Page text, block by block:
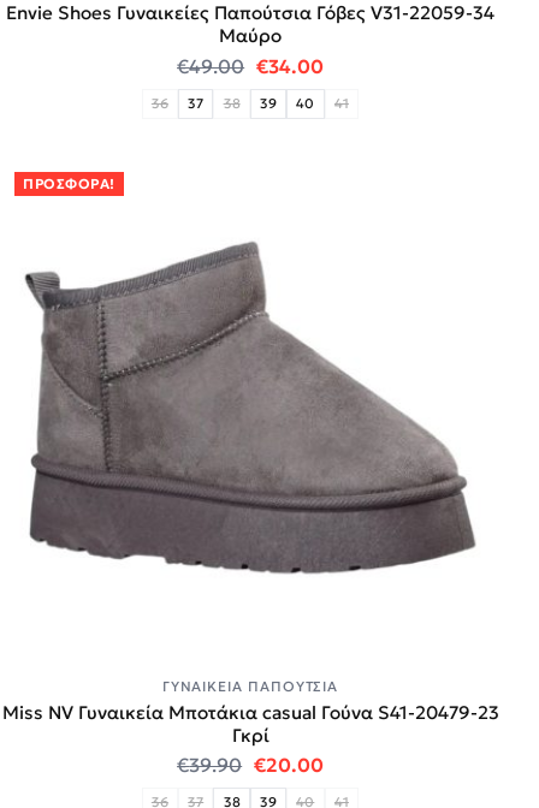
Envie Shoes Γυναικείες Παπούτσια Γόβες V31-22059-34
Μαύρο
€49.00 Original price was: €49.00.
€34.00Η τρέχουσα τιμή
36 37 38 39 40 41
ΠΡΟΣΦΟΡΆ!
ΓΥΝΑΙΚΕΊΑ ΠΑΠΟΎΤΣΙΑ
Miss NV Γυναικεία Μποτάκια casual Γούνα S41-20479-23
Γκρί
€39.90 Original price was: €39.90.
€20.00Η τρέχουσα τιμή
36 37 38 39 40 41